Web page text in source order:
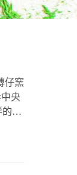
仔窯
央
最
資